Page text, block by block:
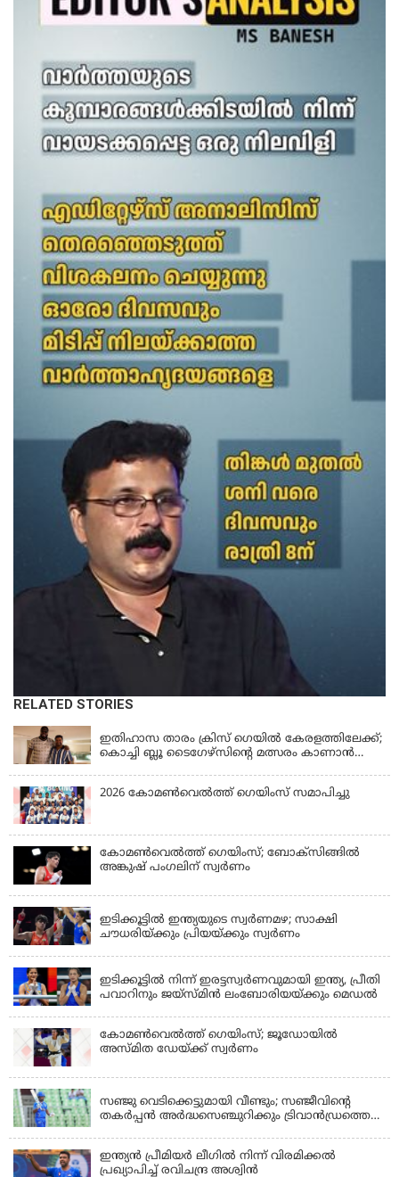
RELATED STORIES
KERALA
ഇതിഹാസ താരം ക്രിസ് ഗെയിൽ കേരളത്തിലേക്ക്;
കൊച്ചി ബ്ലൂ ടൈഗേഴ്സിന്റെ മത്സരം കാണാൻ
2026 കോമണ്‍വെല്‍ത്ത് ഗെയിംസ് സമാപിച്ചു
കോമണ്‍വെല്‍ത്ത് ഗെയിംസ്; ബോക്‌സിങ്ങില്‍
അങ്കുഷ് പംഗലിന് സ്വര്‍ണം
ഇടിക്കൂട്ടിൽ ഇന്ത്യയുടെ സ്വർണമഴ; സാക്ഷി
ചൗധരിയ്ക്കും പ്രിയയ്ക്കും സ്വർണം
ഇടിക്കൂട്ടിൽ നിന്ന് ഇരട്ടസ്വർണവുമായി ഇന്ത്യ, പ്രീതി
പവാറിനും ജയ്സ്മിന്‍ ലംബോരിയയ്ക്കും മെഡൽ
കോമണ്‍വെല്‍ത്ത് ഗെയിംസ്; ജൂഡോയിൽ
അസ്മിത ഡേയ്ക്ക് സ്വർണം
സഞ്ജു വെടിക്കെട്ടുമായി വീണ്ടും; സഞ്ജീവിന്‍റെ
തകർപ്പൻ അർദ്ധസെഞ്ചുറിക്കും ട്രിവാൻഡ്രത്തെ
ഇന്ത്യന്‍ പ്രീമിയര്‍ ലീഗില്‍ നിന്ന് വിരമിക്കല്‍
പ്രഖ്യാപിച്ച് രവിചന്ദ്ര അശ്വിന്‍